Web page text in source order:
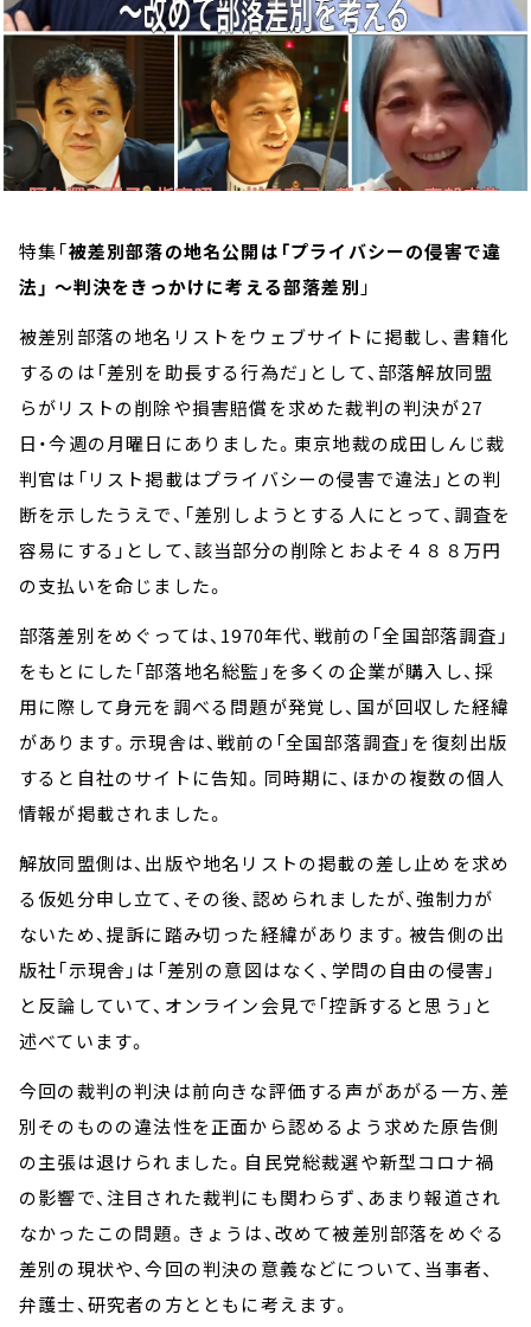
特集「被差別部落の地名公開は「プライバシーの侵害で違
法」 ～判決をきっかけに考える部落差別 」
被差別部落の地名リストをウェブサイトに掲載し、書籍化
するのは「差別を助長する行為だ」として、部落解放同盟
らがリストの削除や損害賠償を求めた裁判の判決が27
日・今週の月曜日にありました。東京地裁の成田しんじ裁
判官は「リスト掲載はプライバシーの侵害で違法」との判
断を示したうえで、「差別しようとする人にとって、調査を
容易にする」として、該当部分の削除とおよそ４８８万円
の支払いを命じました。
部落差別をめぐっては、1970年代、戦前の「全国部落調査」
をもとにした「部落地名総監」を多くの企業が購入し、採
用に際して身元を調べる問題が発覚し、国が回収した経緯
があります。示現舎は、戦前の「全国部落調査」を復刻出版
すると自社のサイトに告知。同時期に、ほかの複数の個人
情報が掲載されました。
解放同盟側は、出版や地名リストの掲載の差し止めを求め
る仮処分申し立て、その後、認められましたが、強制力が
ないため、提訴に踏み切った経緯があります。被告側の出
版社「示現舎」は「差別の意図はなく、学問の自由の侵害」
と反論していて、オンライン会見で「控訴すると思う」と
述べています。
今回の裁判の判決は前向きな評価する声があがる一方、差
別そのものの違法性を正面から認めるよう求めた原告側
の主張は退けられました。自民党総裁選や新型コロナ禍
の影響で、注目された裁判にも関わらず、あまり報道され
なかったこの問題。きょうは、改めて被差別部落をめぐる
差別の現状や、今回の判決の意義などについて、当事者、
弁護士、研究者の方とともに考えます。